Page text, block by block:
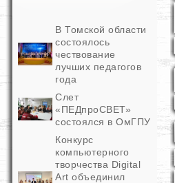
В Томской области
состоялось
чествование
лучших педагогов
года
Слет
«ПЕДпроСВЕТ»
состоялся в ОмГПУ
Конкурс
компьютерного
творчества Digital
Art объединил